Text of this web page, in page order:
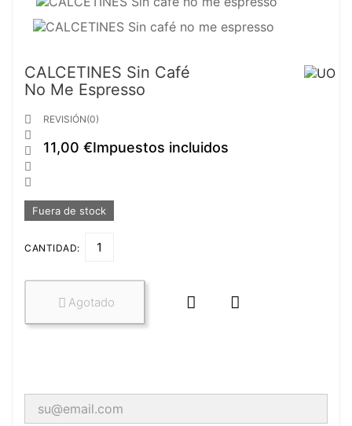
CALCETINES Sin Café
No Me Espresso





REVISIÓN(0)
11,00 €Impuestos incluidos
Fuera de stock
CANTIDAD:
 Agotado  